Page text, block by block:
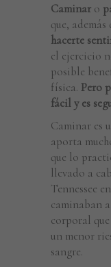
Caminar o
que,
hacerte
el ejercicio
posible
física. Pero
fácil y es
Caminar es
aporta
que lo
llevado a
Tennessee
caminaban
corporal
un menor
sangre.